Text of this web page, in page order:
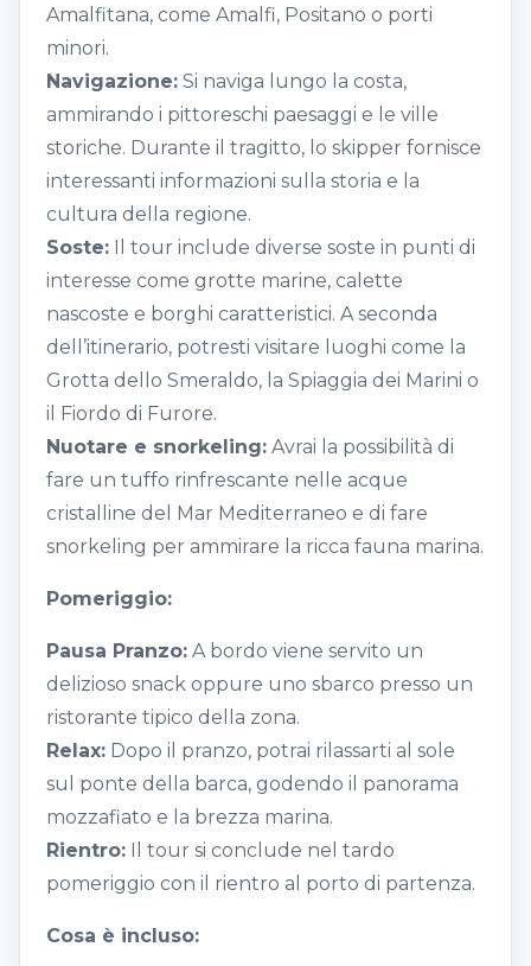
Amalfitana, come Amalfi, Positano o porti
minori.
Navigazione: Si naviga lungo la costa,
ammirando i pittoreschi paesaggi e le ville
storiche. Durante il tragitto, lo skipper fornisce
interessanti informazioni sulla storia e la
cultura della regione.
Soste: Il tour include diverse soste in punti di
interesse come grotte marine, calette
nascoste e borghi caratteristici. A seconda
dell’itinerario, potresti visitare luoghi come la
Grotta dello Smeraldo, la Spiaggia dei Marini o
il Fiordo di Furore.
Nuotare e snorkeling: Avrai la possibilità di
fare un tuffo rinfrescante nelle acque
cristalline del Mar Mediterraneo e di fare
snorkeling per ammirare la ricca fauna marina.
Pomeriggio:
Pausa Pranzo: A bordo viene servito un
delizioso snack oppure uno sbarco presso un
ristorante tipico della zona.
Relax: Dopo il pranzo, potrai rilassarti al sole
sul ponte della barca, godendo il panorama
mozzafiato e la brezza marina.
Rientro: Il tour si conclude nel tardo
pomeriggio con il rientro al porto di partenza.
Cosa è incluso: